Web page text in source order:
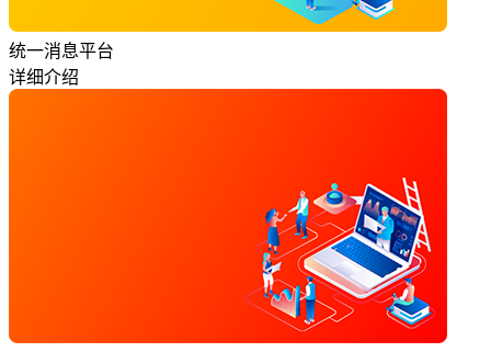
统一消息平台
详细介绍